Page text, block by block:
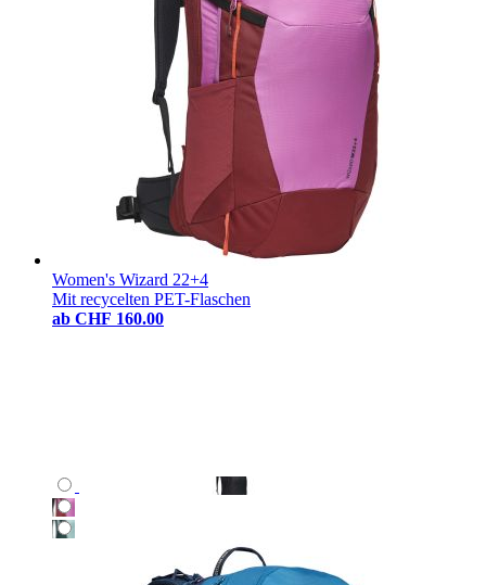
Women's Wizard 22+4
Mit recycelten PET-Flaschen
ab CHF 160.00